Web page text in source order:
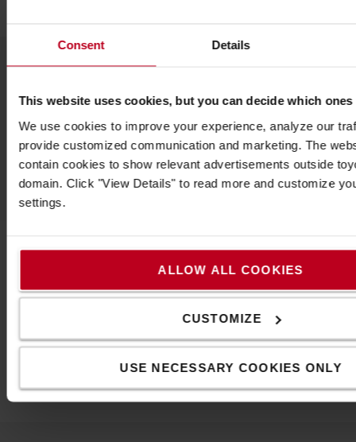
Consent Details
This website uses cookies, but you can decide which ones
We use cookies to improve your experience, analyze our
provide customized communication and marketing. The
contain cookies to show relevant advertisements outside
domain. Click "View Details" to read more and customize
settings.
ALLOW ALL COOKIES
CUSTOMIZE
USE NECESSARY COOKIES ONLY
Népszerű kiegészítők
LÁSD AZ ÖSSZES TARTOZÉKOT
Vegye fel velünk a kapcsolatot